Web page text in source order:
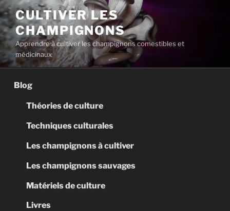
Aller
au
contenu
principal
CULTIVER LES
CHAMPIGNONS
Apprendre à cultiver les champignons comestibles et
médicinaux
Blog
Théories de culture
Techniques culturales
Les champignons à cultiver
Les champignons sauvages
Matériels de culture
Livres